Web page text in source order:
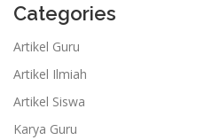
Categories
Artikel Guru
Artikel Ilmiah
Artikel Siswa
Karya Guru